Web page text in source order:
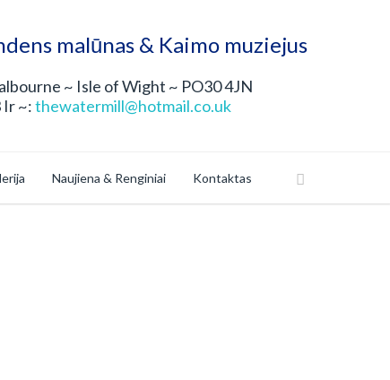
malūnas & Kaimo muziejus
~ Isle of Wight ~ PO30 4JN
Ir ~:thewatermill@hotmail.co.uk
Naujiena & Renginiai Kontaktas